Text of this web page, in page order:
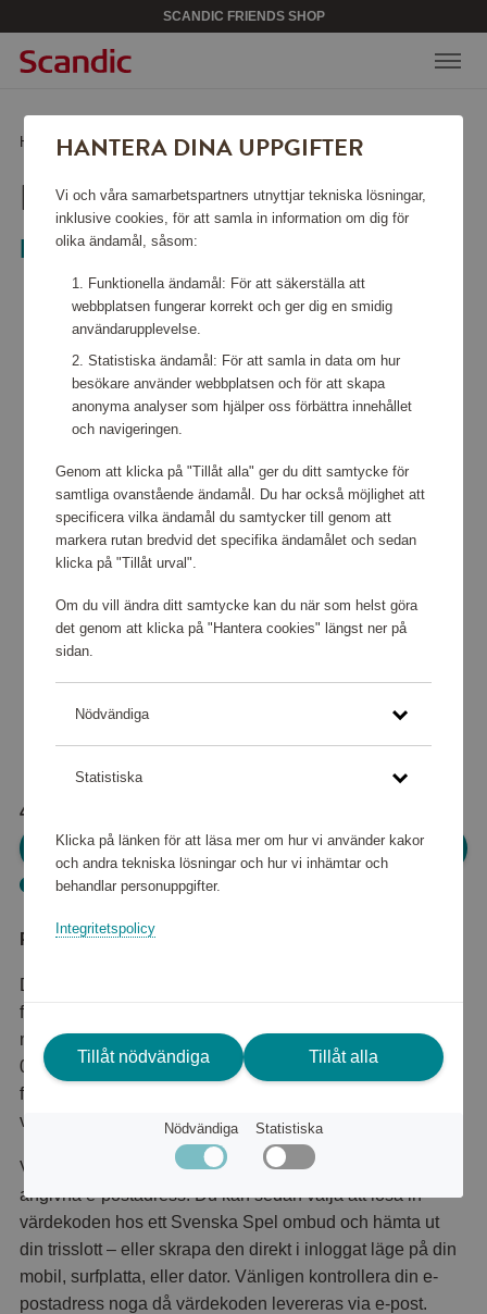
SCANDIC FRIENDS SHOP
Hem /Presentkort /Lotter & Spel / Dubbeltriss
DUBBELTRISS
Presentkort
4 400 poäng
Logga in för att kunna handla
Denna produkten kan endast betalas med poäng
Produktbeskrivning
DubbelTriss – en lott som ger dig möjlighet att vinna på
flera olika sätt och just nu är den kryddad med extra
många vinster. Du kan vinna mellan 60 kronor och 1 000
000 kronor genom att få tre lika belopp. På den här lotten
finns det fyra möjliga vinstkombinationer och chans till tre
vinster på samma lott.
Vid köp av denna produkt mailas en värdekod till din
angivna e-postadress. Du kan sedan välja att lösa in
värdekoden hos ett Svenska Spel ombud och hämta ut
din trisslott – eller skrapa den direkt i inloggat läge på din
mobil, surfplatta, eller dator. Vänligen kontrollera din e-
postadress noga då värdekoden levereras via e-post.
HANTERA DINA UPPGIFTER
Vi och våra samarbetspartners utnyttjar tekniska lösningar,
inklusive cookies, för att samla in information om dig för
olika ändamål, såsom:
Funktionella ändamål: För att säkerställa att
webbplatsen fungerar korrekt och ger dig en smidig
användarupplevelse.
Statistiska ändamål: För att samla in data om hur
besökare använder webbplatsen och för att skapa
anonyma analyser som hjälper oss förbättra innehållet
och navigeringen.
Genom att klicka på "Tillåt alla" ger du ditt samtycke för
samtliga ovanstående ändamål. Du har också möjlighet att
specificera vilka ändamål du samtycker till genom att
markera rutan bredvid det specifika ändamålet och sedan
klicka på "Tillåt urval".
Om du vill ändra ditt samtycke kan du när som helst göra
det genom att klicka på "Hantera cookies" längst ner på
sidan.
Nödvändiga
Statistiska
Klicka på länken för att läsa mer om hur vi använder kakor
och andra tekniska lösningar och hur vi inhämtar och
behandlar personuppgifter.
Integritetspolicy
Tillåt nödvändiga Tillåt alla
Nödvändiga Statistiska